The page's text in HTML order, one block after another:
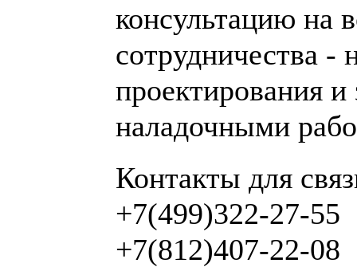
консультацию на
сотрудничества -
проектирования и
наладочными
Контакты для
+7(499)322-27-55
+7(812)407-22-08